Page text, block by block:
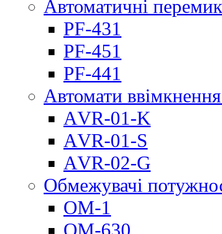
Автоматичні
PF-431
PF-451
PF-441
Автомати
АVR-01-K
АVR-01-S
АVR-02-G
Обмежувачі
ОМ-1